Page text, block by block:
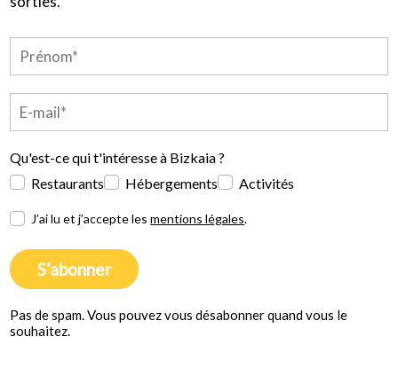
Qu'est-ce qui t'intéresse à Bizkaia ?
Restaurants
Hébergements Activités
J’ai lu et j’accepte lesmentions légales.
S’abonner
Pas de spam. Vous pouvez vous désabonner quand vous le
souhaitez.